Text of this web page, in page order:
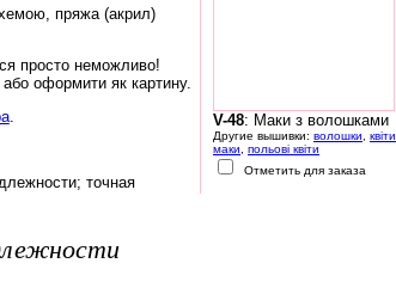
V-48: Маки з волошками
Другие вышивки: волошки квіти
маки
польові квіти
Отметить для заказа
пряжа (акрил)
просто неможливо!
оформити як картину.
.
точная